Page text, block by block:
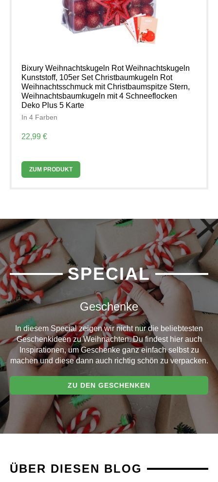
Bixury Weihnachtskugeln Rot Weihnachtskugeln
Kunststoff, 105er Set Christbaumkugeln Rot
Weihnachtsschmuck mit Christbaumspitze Stern,
Weihnachtsbaumkugeln mit 4 Schneeflocken
Deko Plus 5 Karte
In 4 Farben
22,99 €
ZUM PRODUKT
SPECIAL
Geschenke
In diesem Special zeigen wir nicht nur die beliebtesten
Geschenkideen zu Weihnachten. Du findest hier auch
Inspirationen, um Geschenke ganz einfach selbst zu
machen und diese dann auch richtig schön zu verpacken.
ZU DEN GESCHENKEN
ÜBER DIESEN BLOG